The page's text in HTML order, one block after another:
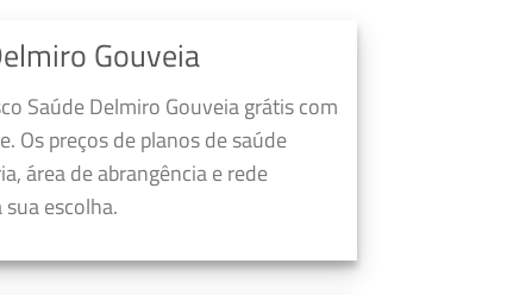
Gouveia
Saúde Delmiro Gouveia grátis com
Os preços de planos de saúde
área de abrangência e rede
escolha.